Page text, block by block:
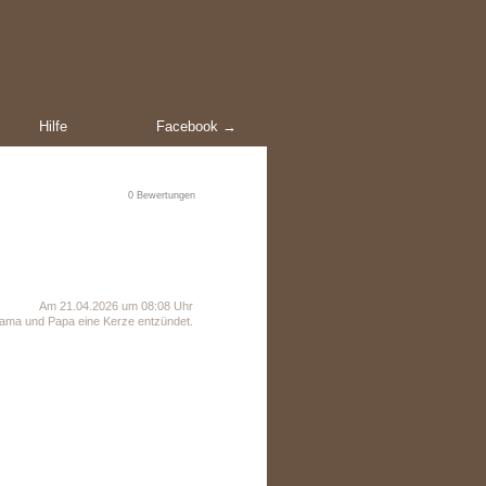
Hilfe Facebook →
0 Bewertungen
Am 21.04.2026 um 08:08 Uhr
und Papa eine Kerze entzündet.